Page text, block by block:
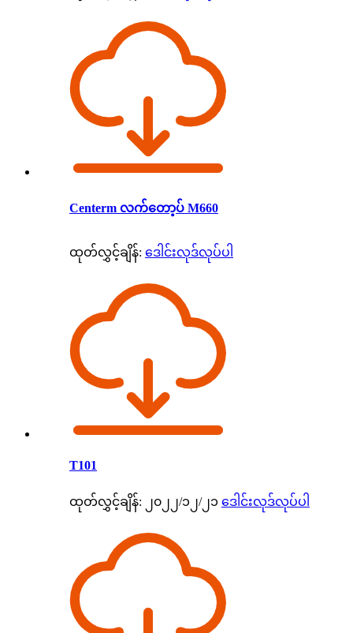
Centerm လက်တော့ပ် M660
ထုတ်လွှင့်ချိန်: ဒေါင်းလုဒ်လုပ်ပါ
T101
ထုတ်လွှင့်ချိန်: ၂၀၂၂/၁၂/၂၁ ဒေါင်းလုဒ်လုပ်ပါ